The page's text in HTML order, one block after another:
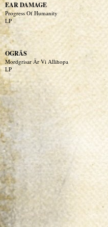
EAR DAMAGE
Progress Of Humanity
LP
OGRÄS
Mordgrisar Är Vi Allihopa
LP